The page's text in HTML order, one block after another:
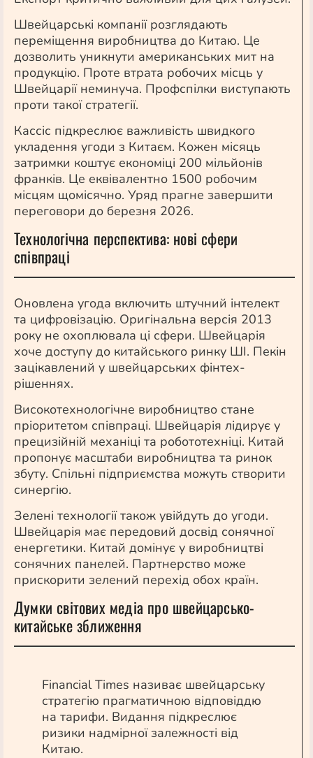
Швейцарські компанії розглядають
переміщення виробництва до Китаю. Це
дозволить уникнути американських мит на
продукцію. Проте втрата робочих місць у
Швейцарії неминуча. Профспілки виступають
проти такої стратегії.
Кассіс підкреслює важливість швидкого
укладення угоди з Китаєм. Кожен місяць
затримки коштує економіці 200 мільйонів
франків. Це еквівалентно 1500 робочим
місцям щомісячно. Уряд прагне завершити
переговори до березня 2026.
Технологічна перспектива: нові сфери
співпраці
Оновлена угода включить штучний інтелект
та цифровізацію. Оригінальна версія 2013
року не охоплювала ці сфери. Швейцарія
хоче доступу до китайського ринку ШІ. Пекін
зацікавлений у швейцарських фінтех-
рішеннях.
Високотехнологічне виробництво стане
пріоритетом співпраці. Швейцарія лідирує у
прецизійній механіці та робототехніці. Китай
пропонує масштаби виробництва та ринок
збуту. Спільні підприємства можуть створити
синергію.
Зелені технології також увійдуть до угоди.
Швейцарія має передовий досвід сонячної
енергетики. Китай домінує у виробництві
сонячних панелей. Партнерство може
прискорити зелений перехід обох країн.
Думки світових медіа про швейцарсько-
китайське зближення
Financial Times називає швейцарську
стратегію прагматичною відповіддю
на тарифи. Видання підкреслює
ризики надмірної залежності від
Китаю.